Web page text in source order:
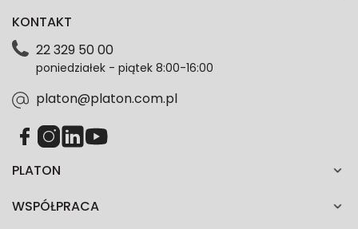
dotyczące danych osobowych znajdziesz w naszej
każdym czasie. Wycofanie zgody nie wpłynie na
zgodność z prawem przetwarzania dokonanego przed
PLATON
WSPÓŁPRACA
KONTAKT
22 329 50 00
poniedziałek - piątek 8:00-16:00
platon@platon.com.pl